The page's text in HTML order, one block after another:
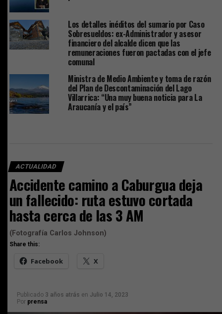
Los detalles inéditos del sumario por Caso
Sobresueldos: ex-Administrador y asesor
financiero del alcalde dicen que las
remuneraciones fueron pactadas con el jefe
comunal
Ministra de Medio Ambiente y toma de razón
del Plan de Descontaminación del Lago
Villarrica: “Una muy buena noticia para La
Araucanía y el país”
ACTUALIDAD
Accidente camino a Caburgua deja
un fallecido: ruta estuvo cortada
hasta cerca de las 3 AM
(Fotografía Carlos Johnson)
Share this:
Facebook X
Publicado 3 años atrás en Julio 14, 2023
Por prensa